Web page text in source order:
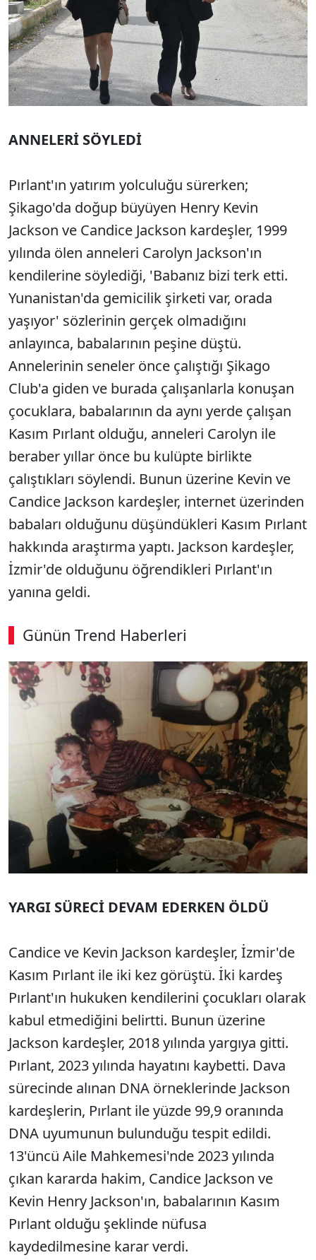
ANNELERİ SÖYLEDİ
Pırlant'ın yatırım yolculuğu sürerken;
Şikago'da doğup büyüyen Henry Kevin
Jackson ve Candice Jackson kardeşler, 1999
yılında ölen anneleri Carolyn Jackson'ın
kendilerine söylediği, 'Babanız bizi terk etti.
Yunanistan'da gemicilik şirketi var, orada
yaşıyor' sözlerinin gerçek olmadığını
anlayınca, babalarının peşine düştü.
Annelerinin seneler önce çalıştığı Şikago
Club'a giden ve burada çalışanlarla konuşan
çocuklara, babalarının da aynı yerde çalışan
Kasım Pırlant olduğu, anneleri Carolyn ile
beraber yıllar önce bu kulüpte birlikte
çalıştıkları söylendi. Bunun üzerine Kevin ve
Candice Jackson kardeşler, internet üzerinden
babaları olduğunu düşündükleri Kasım Pırlant
hakkında araştırma yaptı. Jackson kardeşler,
İzmir'de olduğunu öğrendikleri Pırlant'ın
yanına geldi.
Günün Trend Haberleri
YARGI SÜRECİ DEVAM EDERKEN ÖLDÜ
Candice ve Kevin Jackson kardeşler, İzmir'de
Kasım Pırlant ile iki kez görüştü. İki kardeş
Pırlant'ın hukuken kendilerini çocukları olarak
kabul etmediğini belirtti. Bunun üzerine
Jackson kardeşler, 2018 yılında yargıya gitti.
Pırlant, 2023 yılında hayatını kaybetti. Dava
sürecinde alınan DNA örneklerinde Jackson
kardeşlerin, Pırlant ile yüzde 99,9 oranında
DNA uyumunun bulunduğu tespit edildi.
13'üncü Aile Mahkemesi'nde 2023 yılında
çıkan kararda hakim, Candice Jackson ve
Kevin Henry Jackson'ın, babalarının Kasım
Pırlant olduğu şeklinde nüfusa
kaydedilmesine karar verdi.